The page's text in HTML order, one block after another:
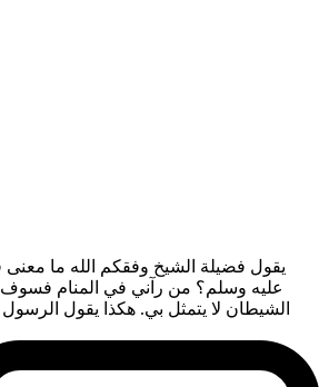
يقول فضيلة الشيخ وفقكم الله ما
عليه وسلم؟ من رآني في المنام فسوف
الشيطان لا يتمثل بي. هكذا يقول